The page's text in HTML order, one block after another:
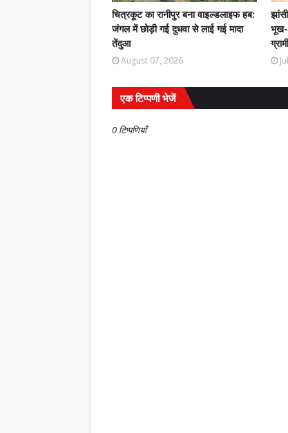
चित्रकूट का रानीपुर बना वाइल्डलाइफ हब:
जंगल में छोड़ी गई दुधवा से लाई गई मादा
तेंदुआ
August 07, 2026
भूख-
एक टिप्पणी भेजें
0 टिप्पणियाँ